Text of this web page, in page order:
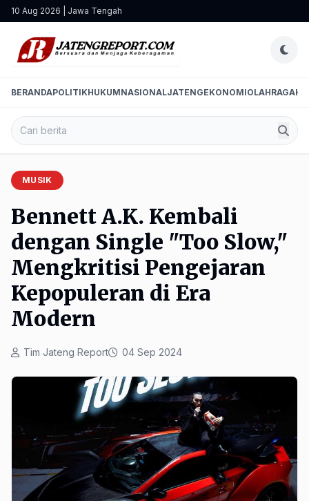
10 Aug 2026 | Jawa Tengah
BERANDAPOLITIKHUKUMNASIONALJATENGEKONOMIOLAHRAGA
MUSIK
Bennett A.K. Kembali
dengan Single "Too Slow,"
Mengkritisi Pengejaran
Kepopuleran di Era
Modern
Tim Jateng Report 04 Sep 2024